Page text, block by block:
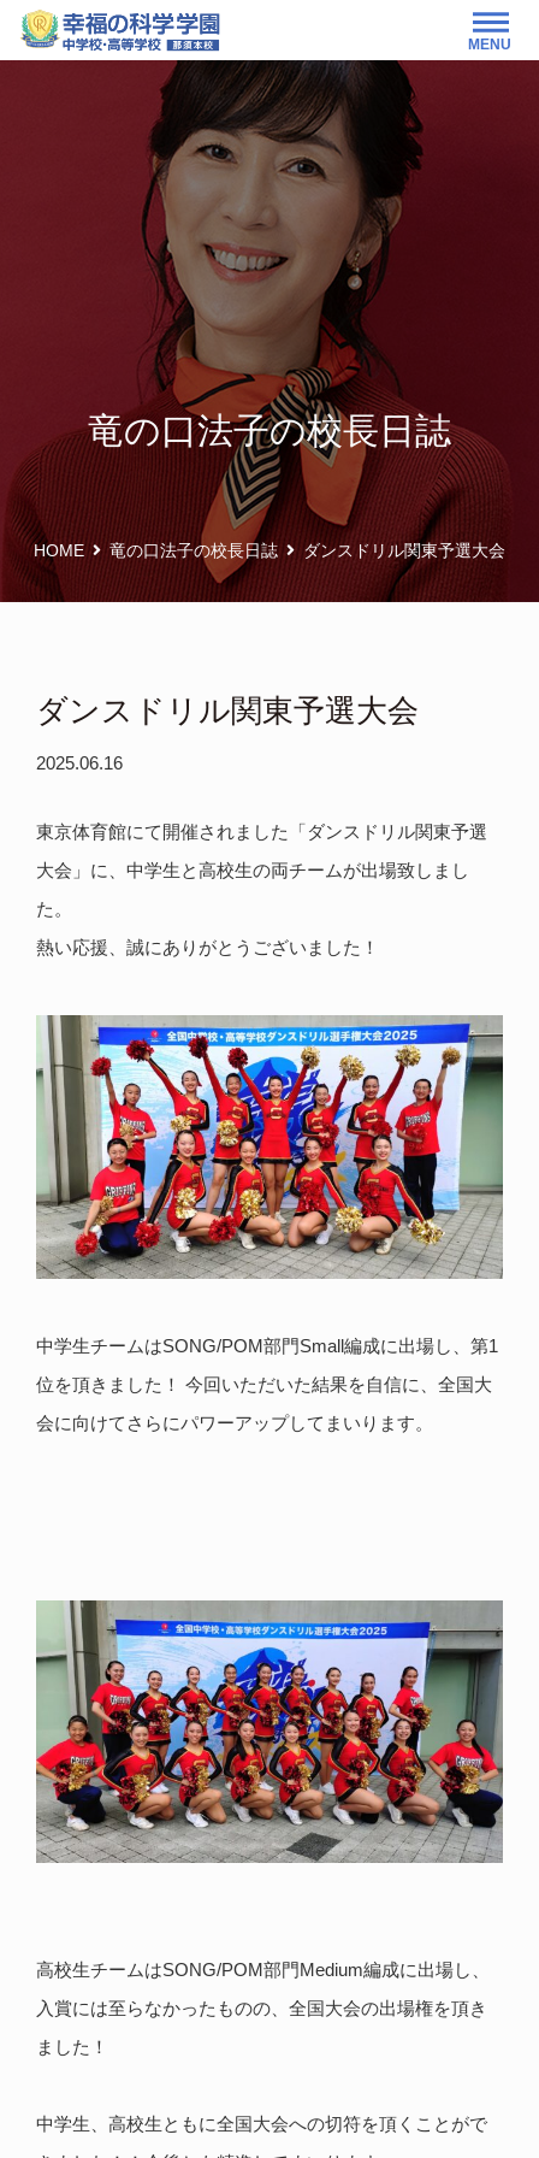
MENU
竜の口法子の校長日誌
HOME 竜の口法子の校長日誌 ダンスドリル関東予選大会
ダンスドリル関東予選大会
2025.06.16
東京体育館にて開催されました「ダンスドリル関東予選
大会」に、中学生と高校生の両チームが出場致しまし
た。
熱い応援、誠にありがとうございました！
中学生チームはSONG/POM部門Small編成に出場し、第1
位を頂きました！ 今回いただいた結果を自信に、全国大
会に向けてさらにパワーアップしてまいります。
高校生チームはSONG/POM部門Medium編成に出場し、
入賞には至らなかったものの、全国大会の出場権を頂き
ました！
中学生、高校生ともに全国大会への切符を頂くことがで